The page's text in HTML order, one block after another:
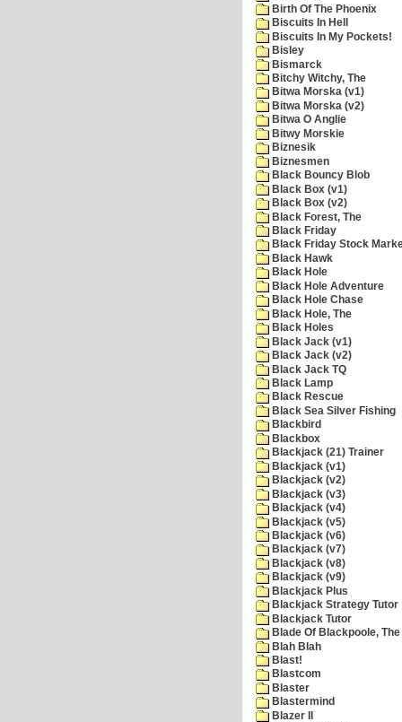
Birth Of The Phoenix
Biscuits In Hell
Biscuits In My Pockets!
Bisley
Bismarck
Bitchy Witchy, The
Bitwa Morska (v1)
Bitwa Morska (v2)
Bitwa O Anglie
Bitwy Morskie
Biznesik
Biznesmen
Black Bouncy Blob
Black Box (v1)
Black Box (v2)
Black Forest, The
Black Friday
Black Friday Stock
Black Hawk
Black Hole
Black Hole Adventure
Black Hole Chase
Black Hole, The
Black Holes
Black Jack (v1)
Black Jack (v2)
Black Jack TQ
Black Lamp
Black Rescue
Black Sea Silver Fishing
Blackbird
Blackbox
Blackjack (21) Trainer
Blackjack (v1)
Blackjack (v2)
Blackjack (v3)
Blackjack (v4)
Blackjack (v5)
Blackjack (v6)
Blackjack (v7)
Blackjack (v8)
Blackjack (v9)
Blackjack Plus
Blackjack Strategy Tutor
Blackjack Tutor
Blade Of Blackpoole, The
Blah Blah
Blast!
Blastcom
Blaster
Blastermind
Blazer II